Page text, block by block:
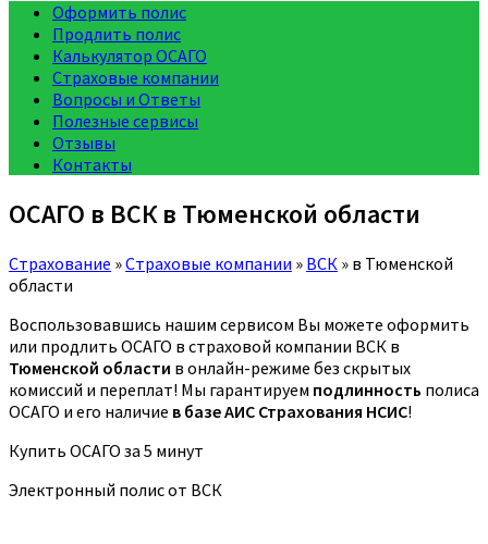
Оформить полис
Продлить полис
Калькулятор ОСАГО
Страховые компании
Вопросы и Ответы
Полезные сервисы
Отзывы
Контакты
ОСАГО в ВСК в Тюменской области
Страхование »Страховые компании » ВСК » в Тюменской
области
Воспользовавшись нашим сервисом Вы можете оформить
или продлить ОСАГО в страховой компании ВСК в
Тюменской области в онлайн-режиме без скрытых
комиссий и переплат! Мы гарантируем подлинность полиса
ОСАГО и его наличие в базе АИС Страхования НСИС!
Купить ОСАГО за 5 минут
Электронный полис от ВСК